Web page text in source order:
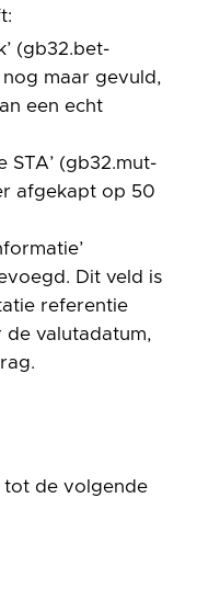
(gb32.bet-
maar gevuld,
een echt
STA’ (gb32.mut-
afgekapt op 50
Dit veld is
referentie
de valutadatum,
tot de volgende